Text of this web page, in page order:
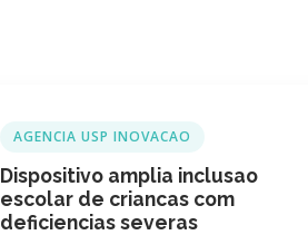
AGENCIA USP INOVACAO
Dispositivo amplia inclusao
escolar de criancas com
deficiencias severas